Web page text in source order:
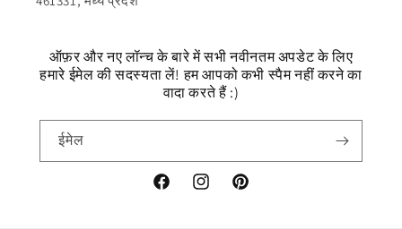
ऑफ़र और नए लॉन्च के बारे में सभी नवीनतम अपडेट के लिए
हमारे ईमेल की सदस्यता लें! हम आपको कभी स्पैम नहीं करने का
वादा करते हैं :)
ईमेल
फेसबुक InstagramPinterest